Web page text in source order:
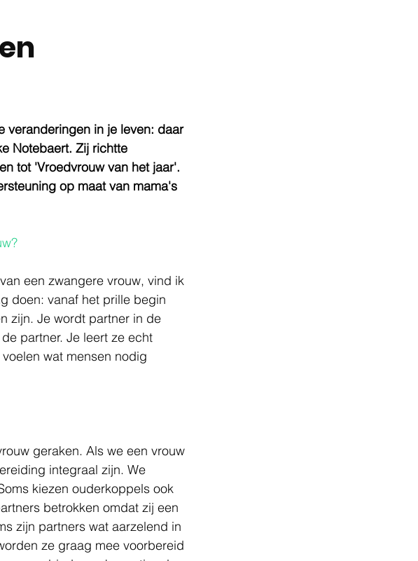
veranderingen in je leven: daar
Notebaert. Zij richtte
tot 'Vroedvrouw van het jaar'.
op maat van mama's
een zwangere vrouw, vind ik
doen: vanaf het prille begin
zijn. Je wordt partner in de
partner. Je leert ze echt
wat mensen nodig
geraken. Als we een vrouw
integraal zijn. We
kiezen ouderkoppels ook
betrokken omdat zij een
zijn partners wat aarzelend in
ze graag mee voorbereid